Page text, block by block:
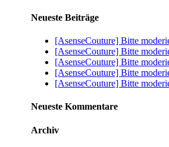
Neueste Beiträge
[AsenseCouture] Bitte
[AsenseCouture] Bitte
[AsenseCouture] Bitte
[AsenseCouture] Bitte
[AsenseCouture] Bitte
Neueste Kommentare
Archiv